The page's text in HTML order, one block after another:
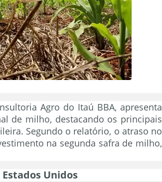
Agro do Itaú BBA, apresenta
de milho, destacando os principais
Segundo o relatório, o atraso no
na segunda safra de milho,
Unidos